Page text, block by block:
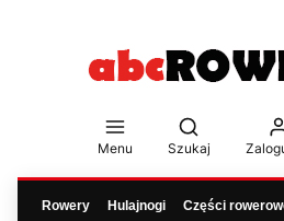
Menu
Otwórz
Szukaj
Rowery Hulajnogi Części